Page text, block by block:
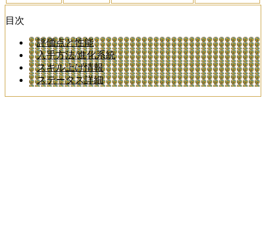
目次
評価点と性能
入手方法/進化系統
スキル上げ情報
ステータス詳細